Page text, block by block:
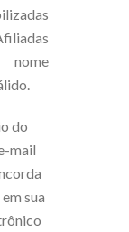
nome
do
mail
sua